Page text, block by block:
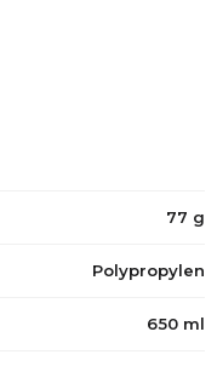
77 g
Polypropylen
650 ml